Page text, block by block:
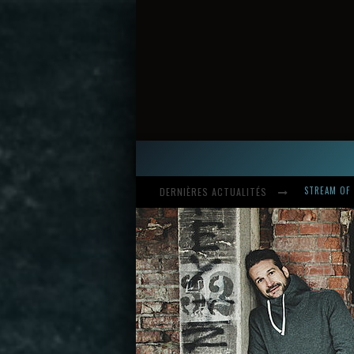
DERNIÈRES ACTUALITÉS
HARDCORE,
STREAM